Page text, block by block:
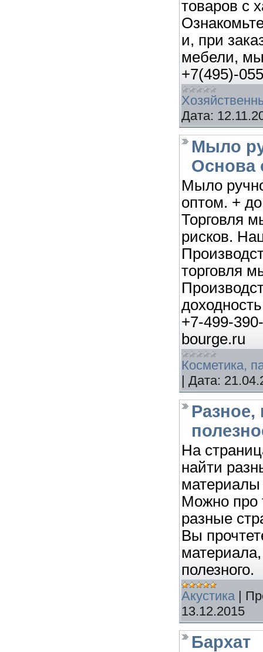
товаров с
и, при
мебели, мы
+7(495)-
Дата:
Мыло
Основа
Мыло
оптом. +
Торговля
рисков.
торговля
+7-499-
bourge.ru
Косметика,
| Дата:
Разное,
На
найти
Можно про
разные
Вы
полезного.
Акустика |
13.12.2015
Бархат